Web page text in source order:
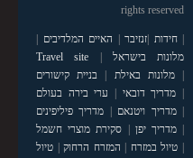
rights reserved
|חידות זנזיבר האיים המלדיבים
מלונות בישראל
Travel site
|מלונות באילת
בניית קישורים
מדריך דובאי
ערי בירה בעולם
|מדריך ויטנאם
מדריך פיליפינים
|מדריך יפן
סקירת מוצרי חשמל
טיול במזרח המזרח הרחוק| טיול